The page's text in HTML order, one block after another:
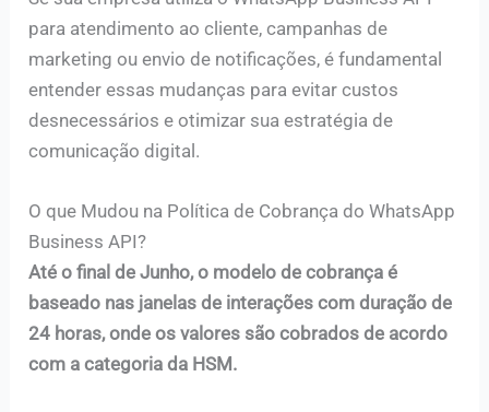
para atendimento ao cliente, campanhas de
marketing ou envio de notificações, é fundamental
entender essas mudanças para evitar custos
desnecessários e otimizar sua estratégia de
comunicação digital.
O que Mudou na Política de Cobrança do WhatsApp
Business API?
Até o final de Junho, o modelo de cobrança é
baseado nas janelas de interações com duração de
24 horas, onde os valores são cobrados de acordo
com a categoria da HSM.